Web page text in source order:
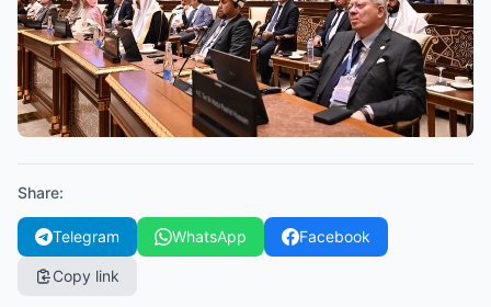
Share:
Telegram WhatsApp Facebook
Copy link